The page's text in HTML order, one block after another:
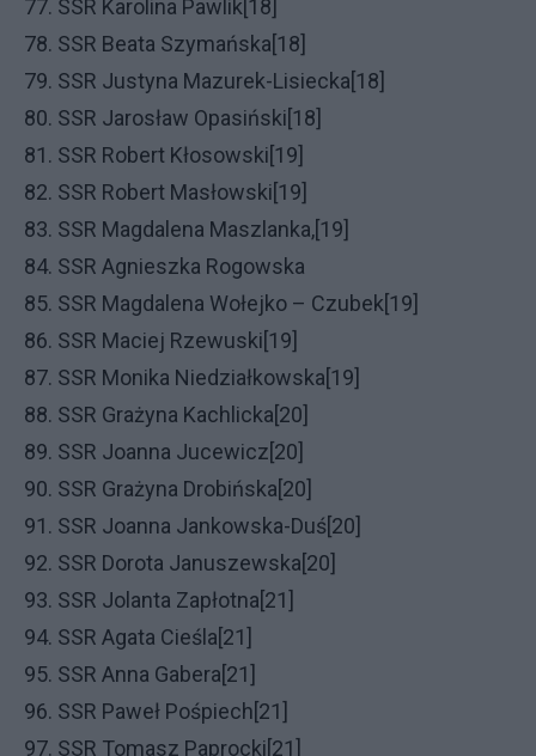
77. SSR Karolina Pawlik[18]
78. SSR Beata Szymańska[18]
79. SSR Justyna Mazurek-Lisiecka[18]
80. SSR Jarosław Opasiński[18]
81. SSR Robert Kłosowski[19]
82. SSR Robert Masłowski[19]
83. SSR Magdalena Maszlanka,[19]
84. SSR Agnieszka Rogowska
85. SSR Magdalena Wołejko – Czubek[19]
86. SSR Maciej Rzewuski[19]
87. SSR Monika Niedziałkowska[19]
88. SSR Grażyna Kachlicka[20]
89. SSR Joanna Jucewicz[20]
90. SSR Grażyna Drobińska[20]
91. SSR Joanna Jankowska-Duś[20]
92. SSR Dorota Januszewska[20]
93. SSR Jolanta Zapłotna[21]
94. SSR Agata Cieśla[21]
95. SSR Anna Gabera[21]
96. SSR Paweł Pośpiech[21]
97. SSR Tomasz Paprocki[21]